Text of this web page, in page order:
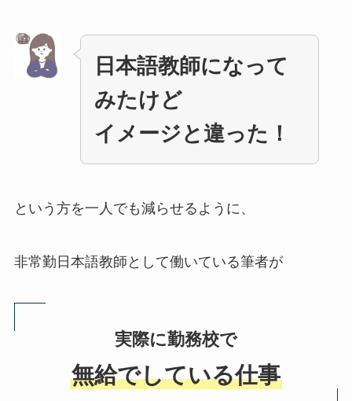
日本語教師になって
みたけど
イメージと違った！
という方を一人でも減らせるように、
非常勤日本語教師として働いている筆者が
実際に勤務校で
無給でしている仕事